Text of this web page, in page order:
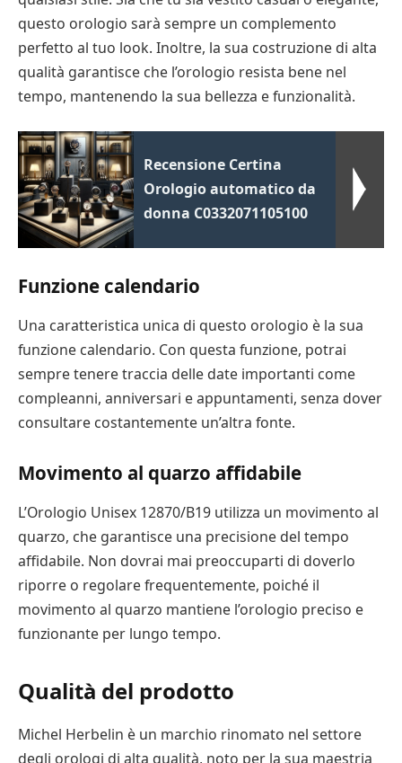
questo orologio sarà sempre un complemento
perfetto al tuo look. Inoltre, la sua costruzione di alta
qualità garantisce che l’orologio resista bene nel
tempo, mantenendo la sua bellezza e funzionalità.
Recensione Certina
Orologio automatico da
donna C0332071105100
Funzione calendario
Una caratteristica unica di questo orologio è la sua
funzione calendario. Con questa funzione, potrai
sempre tenere traccia delle date importanti come
compleanni, anniversari e appuntamenti, senza dover
consultare costantemente un’altra fonte.
Movimento al quarzo affidabile
L’Orologio Unisex 12870/B19 utilizza un movimento al
quarzo, che garantisce una precisione del tempo
affidabile. Non dovrai mai preoccuparti di doverlo
riporre o regolare frequentemente, poiché il
movimento al quarzo mantiene l’orologio preciso e
funzionante per lungo tempo.
Qualità del prodotto
Michel Herbelin è un marchio rinomato nel settore
degli orologi di alta qualità, noto per la sua maestria